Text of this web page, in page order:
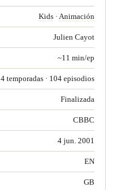
Kids · Animación
Julien Cayot
~11 min/ep
4 temporadas · 104 episodios
Finalizada
CBBC
4 jun. 2001
EN
GB